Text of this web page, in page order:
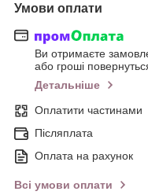
Умови оплати
Ви отримаєте
або гроші
Детальніше
Оплатити частинами
Післяплата
Оплата на рахунок
Всі умови оплати